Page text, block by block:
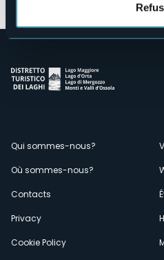
Menù
secondario
Qui sommes-nous?
Où sommes-nous?
Contacts
Privacy
Cookie Policy